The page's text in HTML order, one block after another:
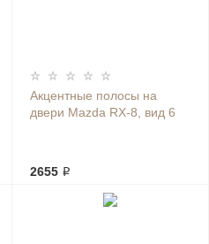
Акцентные полосы на
двери Mazda RX-8, вид 6
2655 ₽